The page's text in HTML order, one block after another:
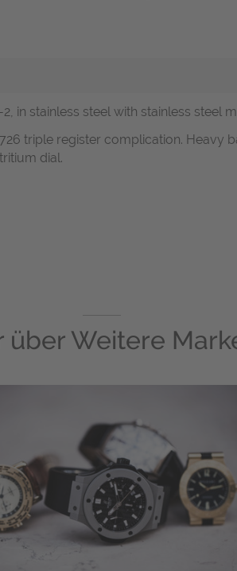
in stainless steel with stainless steel
triple register complication. Heavy
dial.
über Weitere